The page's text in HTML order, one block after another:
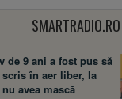
SMARTRADIO.RO
de 9 ani a fost pus să
în aer liber, la
avea mască